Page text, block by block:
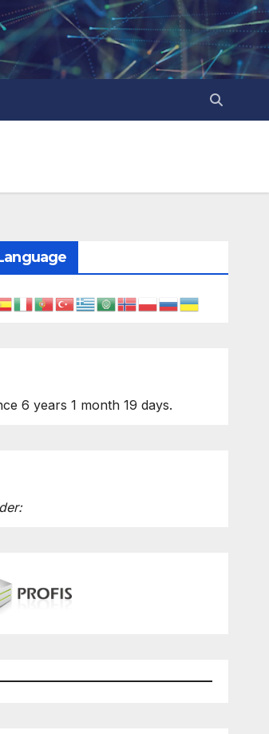
6 years 1 month 19 days.